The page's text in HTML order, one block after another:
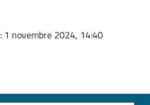
: 1 novembre 2024, 14:40